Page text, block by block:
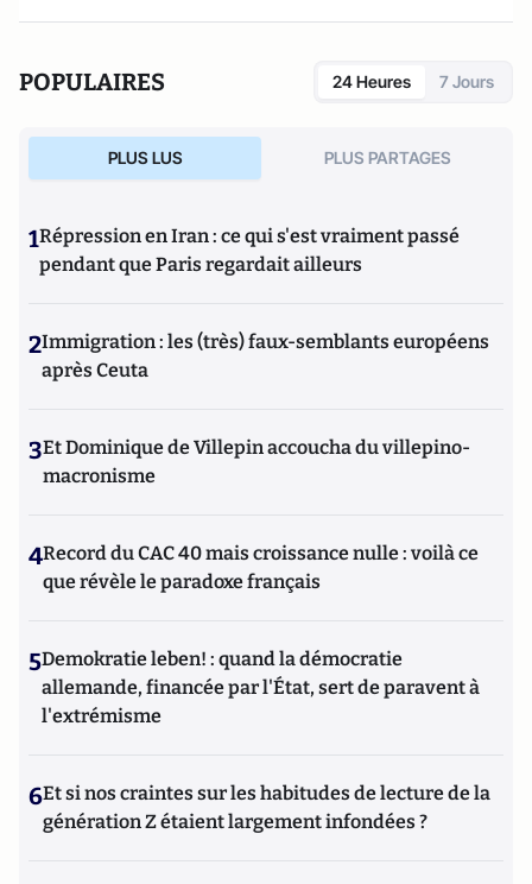
POPULAIRES 24 Heures 7 Jours
PLUS LUS PLUS PARTAGES
1Répression en Iran : ce qui s'est vraiment passé
pendant que Paris regardait ailleurs
2Immigration : les (très) faux-semblants européens
après Ceuta
3Et Dominique de Villepin accoucha du villepino-
macronisme
4Record du CAC 40 mais croissance nulle : voilà ce
que révèle le paradoxe français
5Demokratie leben! : quand la démocratie
allemande, financée par l'État, sert de paravent à
l'extrémisme
6Et si nos craintes sur les habitudes de lecture de la
génération Z étaient largement infondées ?